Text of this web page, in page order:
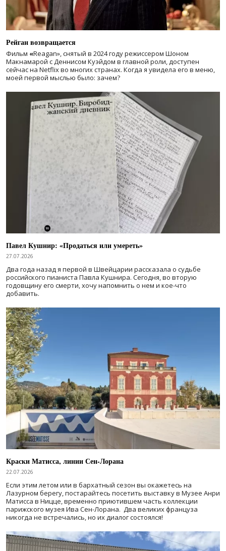
Рейган возвращается
Фильм «Reagan», снятый в 2024 годурежиссером Шоном
Макнамарой с Деннисом Куэйдом в главной роли, доступен
сейчас на Netflix во многих странах. Когда я увидела его в меню,
моей первой мыслью было: зачем?
Павел Кушнир: «Продаться или умереть»
27.07.2026
Два года назад я первой в Швейцарии рассказала о судьбе
российского пианиста Павла Кушнира. Сегодня, во вторую
годовщину его смерти, хочу напомнить о нем и кое-что
добавить.
Краски Матисса, линии Сен-Лорана
22.07.2026
Если этим летом или в бархатный сезон вы окажетесь на
Лазурном берегу, постарайтесь посетить выставку в Музее Анри
Матисса в Ницце, временно приютившем часть коллекции
парижского музея Ива Сен-Лорана. Два великих француза
никогда не встречались, но их диалог состоялся!